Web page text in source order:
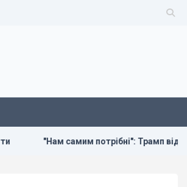
"Нам самим потрібні": Трамп відреагував